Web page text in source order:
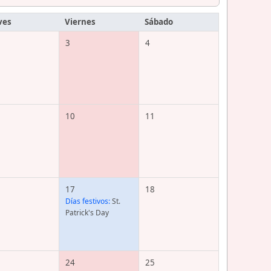
Viernes
Sábado
3
4
10 11
17
Días festivos:St.
Patrick's Day
18
24 25